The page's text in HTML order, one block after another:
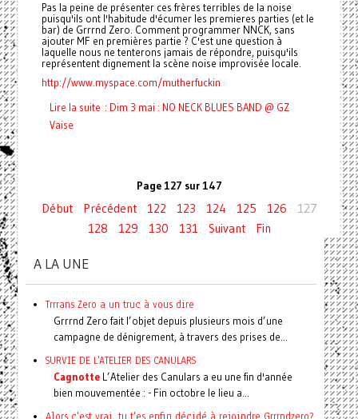
Pas la peine de présenter ces frères terribles de la noise
puisqu'ils ont l'habitude d'écumer les premieres parties (et le
bar) de Grrrnd Zero. Comment programmer NNCK, sans
ajouter MF en premières partie ? C'est une question à
laquelle nous ne tenterons jamais de répondre, puisqu'ils
représentent dignement la scène noise improvisée locale.
http://www.myspace.com/mutherfuckin
Lire la suite : Dim 3 mai : NO NECK BLUES BAND @ GZ
Vaise
Page 127 sur 147
Début Précédent 122 123 124 125 126
127
128
129 130 131 Suivant Fin
A LA UNE
Trrrans Zero a un truc à vous dire
Grrrnd Zero fait l’objet depuis plusieurs mois d’une
campagne de dénigrement, à travers des prises de...
SURVIE DE L'ATELIER DES CANULARS
CagnotteL’Atelier des Canulars a eu une fin d'année
bien mouvementée : - Fin octobre le lieu a...
Alors c'est vrai, tu t'es enfin décidé à rejoindre Grrrndzero?